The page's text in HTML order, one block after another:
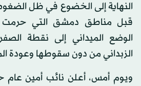
النهاية إلى الخضوع في ظل
قبل مناطق دمشق التي حرمت
الوضع الميداني إلى نقطة
الزبداني من دون سقوطها وعودة
ويوم أمس، أعلن نائب أمين عام